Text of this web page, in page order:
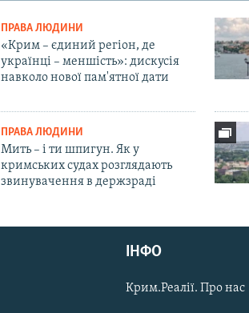
ПРАВА ЛЮДИНИ
«Крим – єдиний регіон, де
українці – меншість»: дискусія
навколо нової пам'ятної дати
ПРАВА ЛЮДИНИ
Мить – і ти шпигун. Як у
кримських судах розглядають
звинувачення в держзраді
ІНФО
Крим.Реалії. Про нас